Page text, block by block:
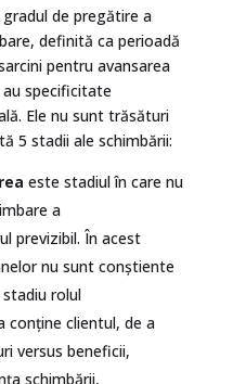
de pregătire a
definită ca perioadă
pentru avansarea
specificitate
Ele nu sunt trăsături
5 stadii ale schimbării:
este stadiul în care nu
a
previzibil. În acest
nu sunt conștiente
rolul
conține clientul, de a
versus beneficii,
schimbării,